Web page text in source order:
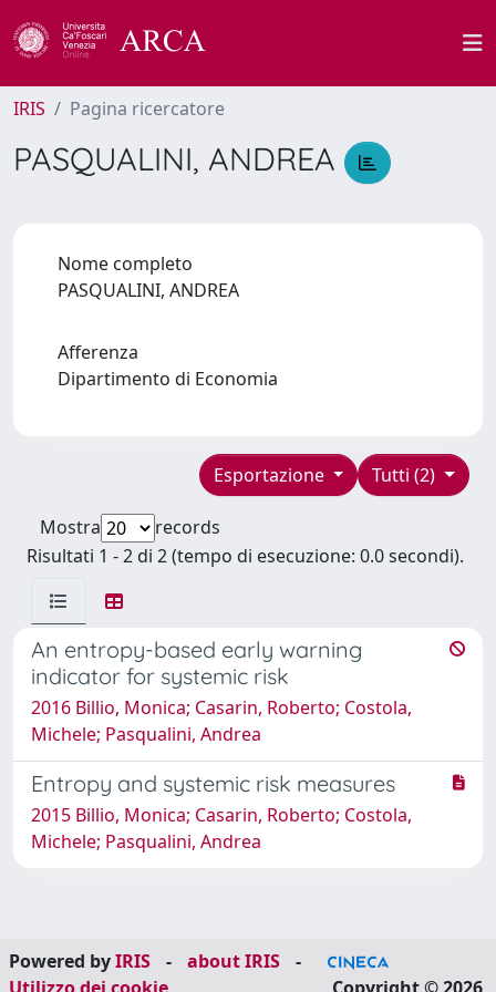
IRIS Pagina ricercatore
PASQUALINI, ANDREA
Nome completo
PASQUALINI, ANDREA
Afferenza
Dipartimento di Economia
Tutti (2)
Esportazione
Mostra
records
Risultati 1 - 2 di 2 (tempo di esecuzione: 0.0 secondi).
An entropy-based early warning
indicator for systemic risk
2016 Billio, Monica; Casarin, Roberto; Costola,
Michele; Pasqualini, Andrea
Entropy and systemic risk measures
2015 Billio, Monica; Casarin, Roberto; Costola,
Michele; Pasqualini, Andrea
Powered byIRIS - about IRIS
-